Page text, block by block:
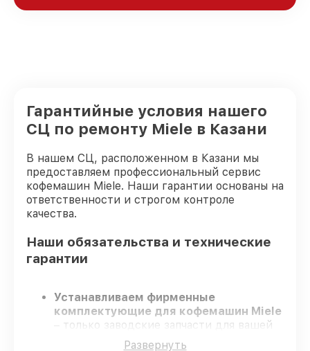
Гарантийные условия нашего
СЦ по ремонту Miele в Казани
В нашем СЦ, расположенном в Казани мы
предоставляем профессиональный сервис
кофемашин Miele. Наши гарантии основаны на
ответственности и строгом контроле
качества.
Наши обязательства и технические
гарантии
Устанавливаем фирменные
комплектующие для кофемашин Miele
– только заводские запчасти для вашей
Развернуть